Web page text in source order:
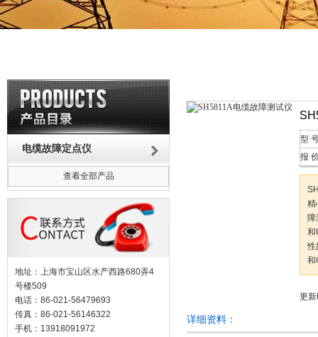
电缆故障定点仪
查看全部产品
地址：上海市宝山区水产西路680弄4
号楼509
电话：86-021-56479693
传真：86-021-56146322
手机：13918091972
型
报
精
和
性
和
更
详细资料：